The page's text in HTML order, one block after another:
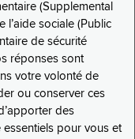
(Supplemental
l’aide sociale (Public
de sécurité
réponses sont
votre volonté de
ou conserver ces
des
pour vous et